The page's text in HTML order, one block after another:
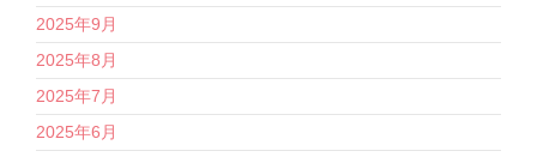
2025年9月
2025年8月
2025年7月
2025年6月